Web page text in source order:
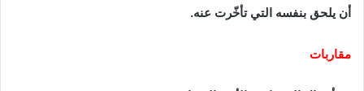
أن يلحق بنفسه التي تأخّرت عنه.
مقاربات